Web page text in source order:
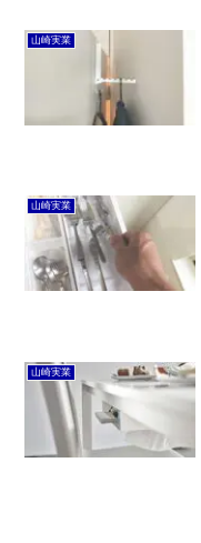
山崎実業
山崎実業
山崎実業